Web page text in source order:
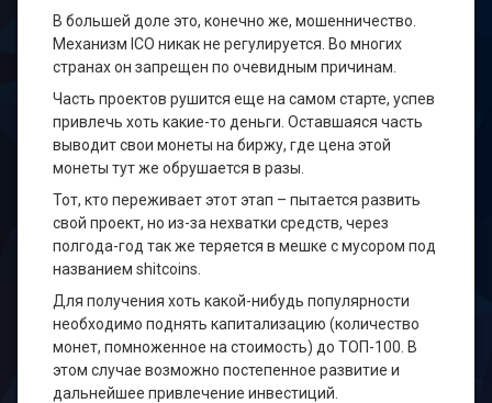
В большей доле это, конечно же, мошенничество.
Механизм ICO никак не регулируется. Во многих
странах он запрещен по очевидным причинам.
Часть проектов рушится еще на самом старте, успев
привлечь хоть какие-то деньги. Оставшаяся часть
выводит свои монеты на биржу, где цена этой
монеты тут же обрушается в разы.
Тот, кто переживает этот этап – пытается развить
свой проект, но из-за нехватки средств, через
полгода-год так же теряется в мешке с мусором под
названием shitcoins.
Для получения хоть какой-нибудь популярности
необходимо поднять капитализацию (количество
монет, помноженное на стоимость) до ТОП-100. В
этом случае возможно постепенное развитие и
дальнейшее привлечение инвестиций.